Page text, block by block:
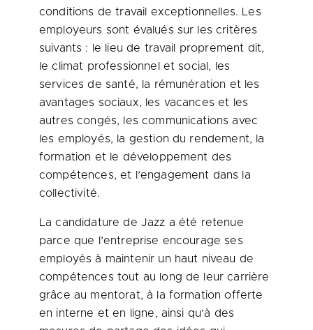
conditions de travail exceptionnelles. Les
employeurs sont évalués sur les critères
suivants : le lieu de travail proprement dit,
le climat professionnel et social, les
services de santé, la rémunération et les
avantages sociaux, les vacances et les
autres congés, les communications avec
les employés, la gestion du rendement, la
formation et le développement des
compétences, et l’engagement dans la
collectivité.
La candidature de Jazz a été retenue
parce que l’entreprise encourage ses
employés à maintenir un haut niveau de
compétences tout au long de leur carrière
grâce au mentorat, à la formation offerte
en interne et en ligne, ainsi qu’à des